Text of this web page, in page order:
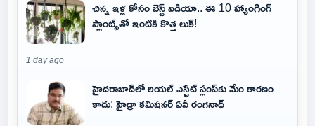
చిన్న ఇళ్ల కోసం బెస్ట్ ఐడియా.. ఈ 10 హ్యాంగింగ్
ప్లాంట్స్‌తో ఇంటికి కొత్త లుక్!
1 day ago
హైదరాబాద్‌లో రియల్ ఎస్టేట్ స్లంప్‌కు మేం కారణం
కాదు: హైడ్రా కమిషనర్ ఏవీ రంగనాథ్